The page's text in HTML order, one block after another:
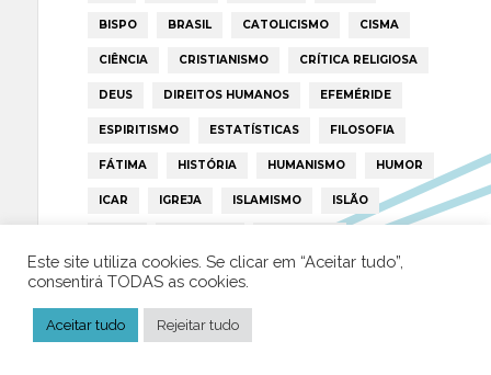
BISPO BRASIL CATOLICISMO CISMA
CIÊNCIA CRISTIANISMO CRÍTICA RELIGIOSA
DEUS DIREITOS HUMANOS EFEMÉRIDE
ESPIRITISMO ESTATÍSTICAS FILOSOFIA
FÁTIMA HISTÓRIA HUMANISMO HUMOR
ICAR IGREJA ISLAMISMO ISLÃO
LIVRE-PENSAMENTO LIVRO MILAGRES
MORAL MULHER
PAPA PAPAS PEDOFILIA
Este site utiliza cookies. Se clicar em “Aceitar tudo”,
consentirá TODAS as cookies.
Aceitar tudo Rejeitar tudo